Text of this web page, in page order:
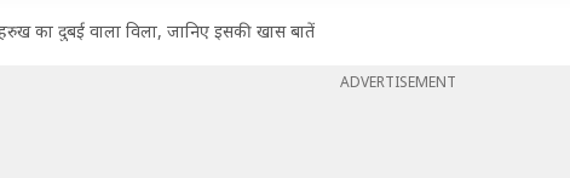
का दुबई वाला विला, जानिए इसकी खास बातें
ADVERTISEMENT